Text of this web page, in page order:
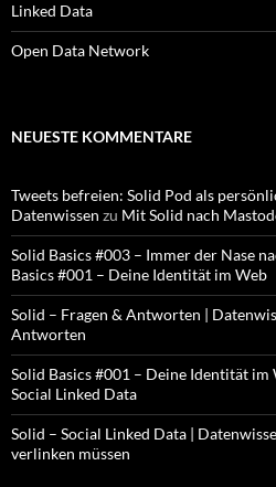
Linked Data
Open Data Network
NEUESTE KOMMENTARE
Tweets befreien: Solid Pod als
Datenwissen zu Mit Solid nach
Solid Basics #003 – Immer der Nase
Basics #001 – Deine Identität im Web
Solid – Fragen & Antworten |
Antworten
Solid Basics #001 – Deine Identität im
Social Linked Data
Solid – Social Linked Data |
verlinken müssen